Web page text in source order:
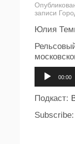
записи
Юлия
00:00
Подкаст:
Subscribe: